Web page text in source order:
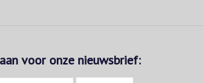
voor onze nieuwsbrief: